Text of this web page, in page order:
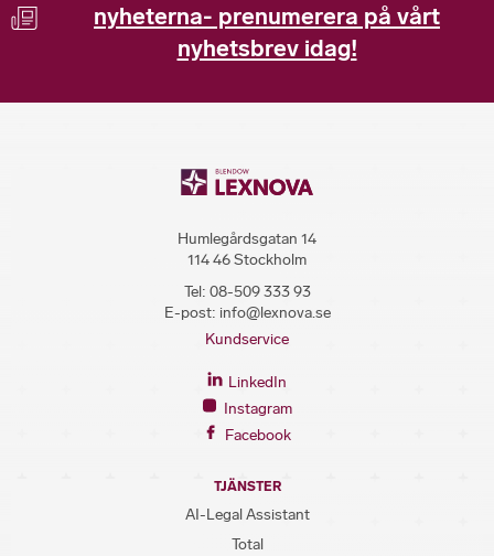
nyheterna- prenumerera på vårt
nyhetsbrev idag!
Humlegårdsgatan 14
114 46 Stockholm
Tel: 08-509 333 93
E-post: info@lexnova.se
Kundservice
LinkedIn
Instagram
Facebook
TJÄNSTER
AI-Legal Assistant
Total